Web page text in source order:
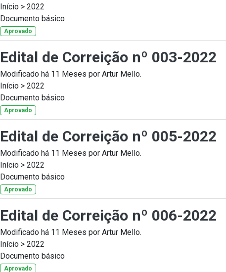
Início > 2022
Documento básico
Aprovado
Edital de Correição nº 003-2022
Modificado há 11 Meses por Artur Mello.
Início > 2022
Documento básico
Aprovado
Edital de Correição nº 005-2022
Modificado há 11 Meses por Artur Mello.
Início > 2022
Documento básico
Aprovado
Edital de Correição nº 006-2022
Modificado há 11 Meses por Artur Mello.
Início > 2022
Documento básico
Aprovado